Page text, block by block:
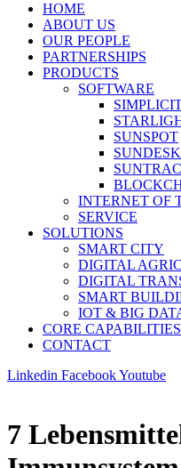
HOME
ABOUT US
OUR PEOPLE
PARTNERSHIPS
PRODUCTS
SOFTWARE
SUNSPOT
SUNDESK
INTERNET OF
SERVICE
SOLUTIONS
SMART CITY
DIGITAL
DIGITAL
SMART
IOT & BIG
CORE CAPABILITIES
CONTACT
Linkedin FacebookYoutube
7